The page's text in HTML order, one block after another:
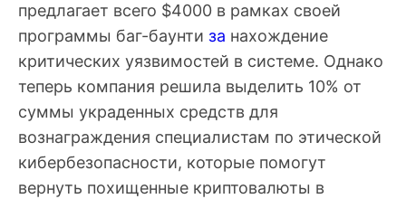
предлагает всего $4000 в рамках своей
программы баг-баунти за нахождение
критических уязвимостей в системе. Однако
теперь компания решила выделить 10% от
суммы украденных средств для
вознаграждения специалистам по этической
кибербезопасности, которые помогут
вернуть похищенные криптовалюты в